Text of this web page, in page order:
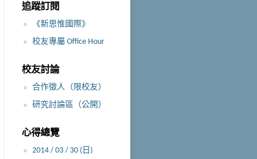
追蹤訂閱
《新思惟國際》
校友專屬 Office Hour
校友討論
合作徵人（限校友）
研究討論區（公開）
心得總覽
2014 / 03 / 30 (日)